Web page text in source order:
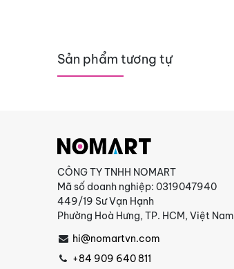
Sản phẩm tương tự
CÔNG TY TNHH NOMART
Mã số doanh nghiệp: 0319047940
449/19 Sư Vạn Hạnh
Phường Hoà Hưng, TP. HCM, Việt Nam
hi@nomartvn.com
+84 909 640 811